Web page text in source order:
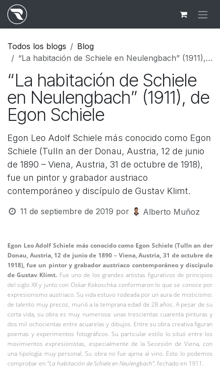
Ir al contenido
Todos los blogs
Blog
“La habitación de Schiele en Neulengbach” (1911), de Egon Schiele
“La habitación de Schiele
en Neulengbach” (1911), de
Egon Schiele
Egon Leo Adolf Schiele más conocido como Egon
Schiele (Tulln an der Donau, Austria, 12 de junio
de 1890 – Viena, Austria, 31 de octubre de 1918),
fue un pintor y grabador austriaco
contemporáneo y discípulo de Gustav Klimt.
11 de septiembre de 2019 por Alberto Muñoz
Egon Leo Adolf Schiele más conocido como Egon Schiele (Tulln an der
Donau, Austria, 12 de junio de 1890 – Viena, Austria, 31 de octubre de
1918), fue un pintor y grabador austriaco contemporáneo y discípulo
de Gustav Klimt. Fue uno de los grandes artistas figurativos de principios
del siglo XX y junto con Oskar Kokoschka conformaron lo que se conoce por
expresionismo austriaco. Su vida estuvo rodeada por un aura de misticismo:
de talento muy precoz, murió a la temprana edad de 28 años. A pesar de su
corta vida, su obra es muy numerosa: unas trescientas cuarenta pinturas y
dos mil ochocientas entre acuarelas y dibujos. Entre su obra creativa figuran
poemas y experimentos fotográficos. Su particular estilo lo situó entre los
movimientos expresionistas, especialmente de la Secesión de Viena, con
una tipología muy personal. Su obra no fue ajena al vino. Esto lo podemos
comprobar en “La habitación de Schiele en Neulengbach”, fechado en 1911.